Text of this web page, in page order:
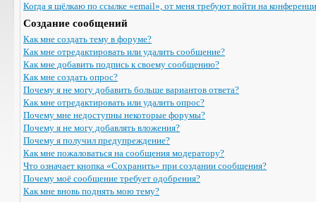
Когда я щёлкаю по ссылке «email», от меня требуют войти на
Создание сообщений
Как мне создать тему в форуме?
Как мне отредактировать или удалить сообщение?
Как мне добавить подпись к своему сообщению?
Как мне создать опрос?
Почему я не могу добавить больше вариантов ответа?
Как мне отредактировать или удалить опрос?
Почему мне недоступны некоторые форумы?
Почему я не могу добавлять вложения?
Почему я получил предупреждение?
Как мне пожаловаться на сообщения модератору?
Что означает кнопка «Сохранить» при создании сообщения?
Почему моё сообщение требует одобрения?
Как мне вновь поднять мою тему?